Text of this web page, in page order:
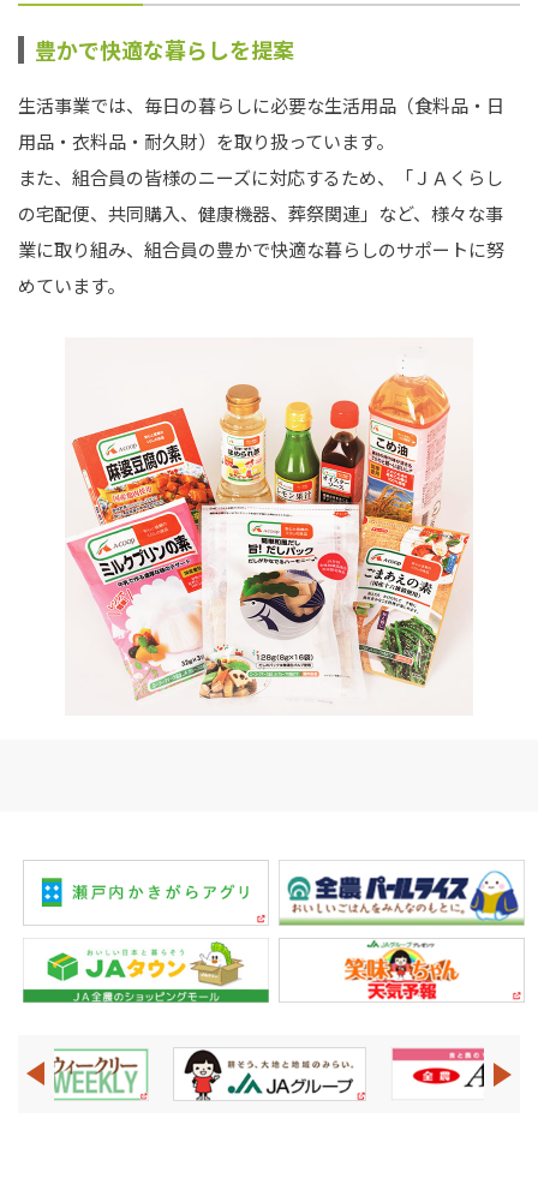
豊かで快適な暮らしを提案
生活事業では、毎日の暮らしに必要な生活用品（食料品・日
用品・衣料品・耐久財）を取り扱っています。
また、組合員の皆様のニーズに対応するため、「ＪＡくらし
の宅配便、共同購入、健康機器、葬祭関連」など、様々な事
業に取り組み、組合員の豊かで快適な暮らしのサポートに努
めています。